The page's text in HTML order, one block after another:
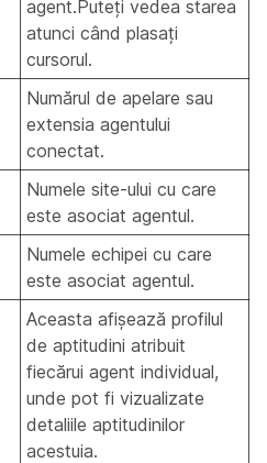
agent.Puteți vedea starea
atunci când plasați
cursorul.
Numărul de apelare sau
extensia agentului
conectat.
Numele site-ului cu care
este asociat agentul.
Numele echipei cu care
este asociat agentul.
Aceasta afișează profilul
de aptitudini atribuit
fiecărui agent individual,
unde pot fi vizualizate
detaliile aptitudinilor
acestuia.